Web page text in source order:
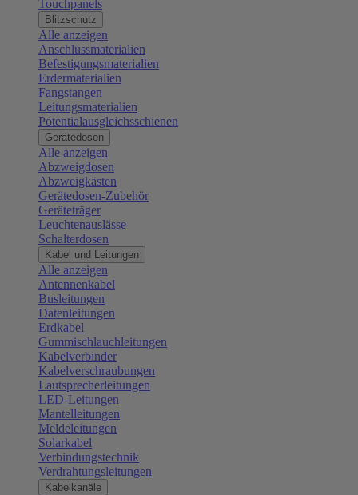
Touchpanels
Blitzschutz
Alle anzeigen
Anschlussmaterialien
Befestigungsmaterialien
Erdermaterialien
Fangstangen
Leitungsmaterialien
Potentialausgleichsschienen
Gerätedosen
Alle anzeigen
Abzweigdosen
Abzweigkästen
Gerätedosen-Zubehör
Geräteträger
Leuchtenauslässe
Schalterdosen
Kabel und Leitungen
Alle anzeigen
Antennenkabel
Busleitungen
Datenleitungen
Erdkabel
Gummischlauchleitungen
Kabelverbinder
Kabelverschraubungen
Lautsprecherleitungen
LED-Leitungen
Mantelleitungen
Meldeleitungen
Solarkabel
Verbindungstechnik
Verdrahtungsleitungen
Kabelkanäle